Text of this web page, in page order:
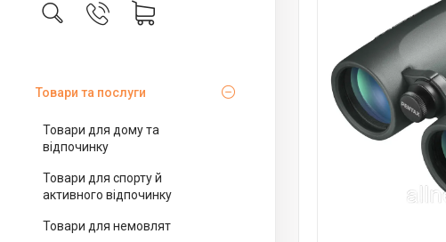
Товари та послуги
Товари для дому та
відпочинку
Товари для спорту й
активного відпочинку
Товари для немовлят